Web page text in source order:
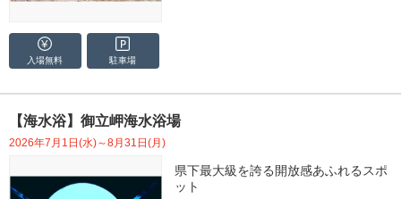
入場無料 駐車場
【海水浴】御立岬海水浴場
2026年7月1日(水)～8月31日(月)
県下最大級を誇る開放感あふれるスポ
ット